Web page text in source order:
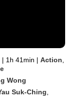
| 1h 41min | Action
Wong
Suk-Ching